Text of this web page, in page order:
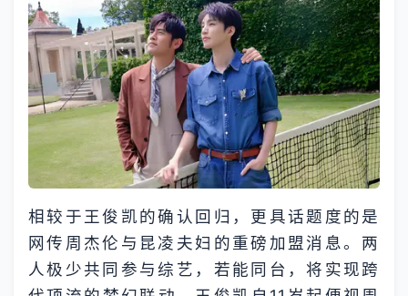
相较于王俊凯的确认回归，更具话题度的是
网传周杰伦与昆凌夫妇的重磅加盟消息。两
人极少共同参与综艺，若能同台，将实现跨